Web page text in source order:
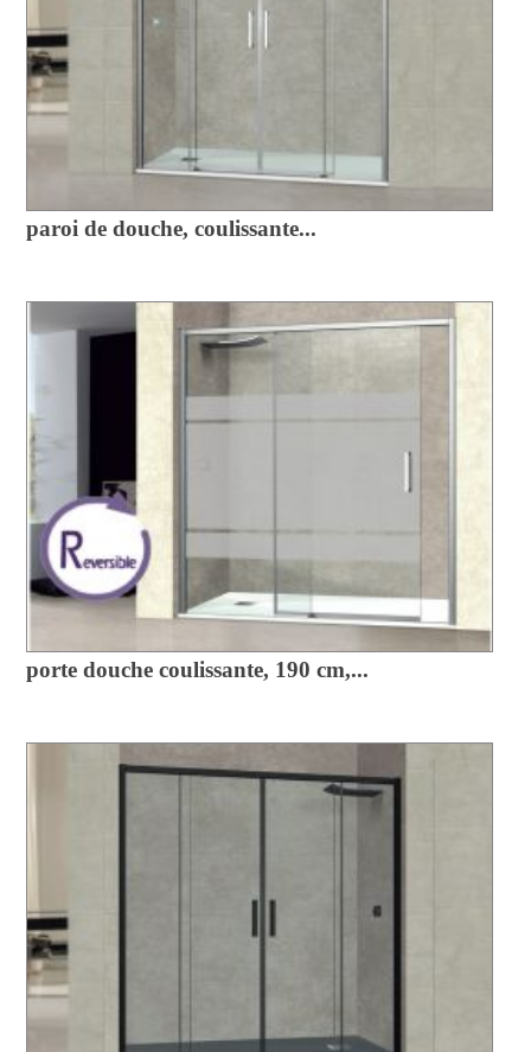
paroi de douche, coulissante...
porte douche coulissante, 190 cm,...